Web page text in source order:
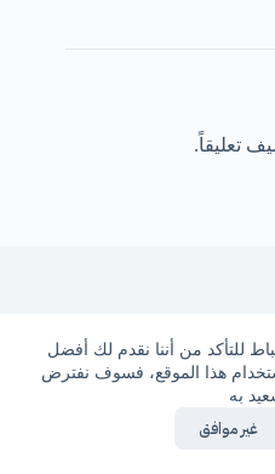
للتأكد من أننا نقدم لك أفضل
هذا الموقع، فسوف نفترض
به
غير موافق
تعليقاً.